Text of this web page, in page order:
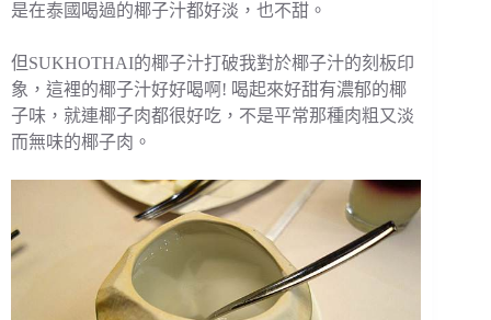
是在泰國喝過的椰子汁都好淡，也不甜。
但SUKHOTHAI的椰子汁打破我對於椰子汁的刻板印
象，這裡的椰子汁好好喝啊! 喝起來好甜有濃郁的椰
子味，就連椰子肉都很好吃，不是平常那種肉粗又淡
而無味的椰子肉。